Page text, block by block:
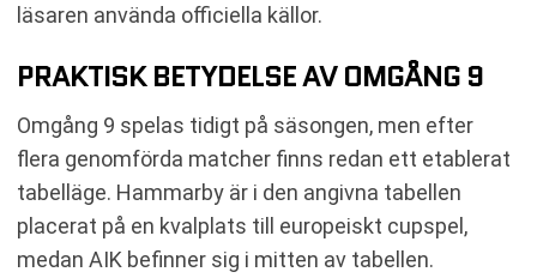
läsaren använda officiella källor.
PRAKTISK BETYDELSE AV OMGÅNG 9
Omgång 9 spelas tidigt på säsongen, men efter
flera genomförda matcher finns redan ett etablerat
tabelläge. Hammarby är i den angivna tabellen
placerat på en kvalplats till europeiskt cupspel,
medan AIK befinner sig i mitten av tabellen.